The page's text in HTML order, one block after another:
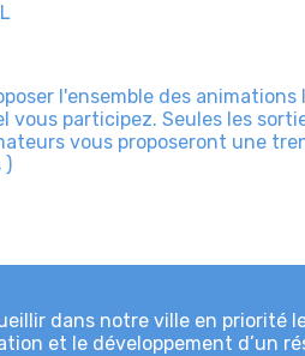
l'ensemble des
vous participez. Seules les
vous proposeront une
)
dans notre ville en
et le développement d’un